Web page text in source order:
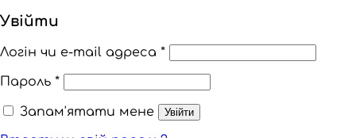
Увійти
Логін чи e-mail адреса *
Пароль *
Запам'ятати мене Увійти